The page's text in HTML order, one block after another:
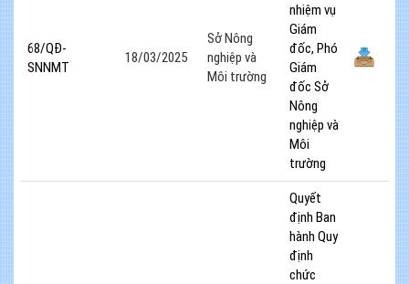
68/QĐ-
SNNMT
18/03/2025
Sở Nông
nghiệp và
Môi trường
nhiệm vụ
Giám
đốc, Phó
Giám
đốc Sở
Nông
nghiệp và
Môi
trường
Quyết
định Ban
hành Quy
định
chức